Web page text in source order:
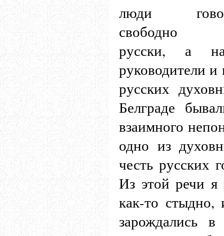
люди
свободно
русски, а
руководители и
русских
Белграде
взаимного
одно из
честь русских
Из этой речи
как-то стыдно,
зарождались